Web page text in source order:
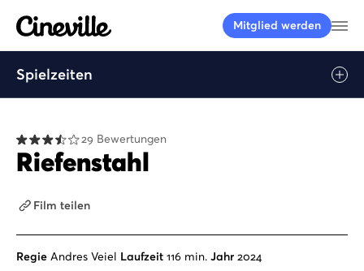
Cineville Logo
Mitglied werden
Spielzeiten
29 Bewertungen
Riefenstahl
Film teilen
Regie Andres Veiel Laufzeit 116 min. Jahr 2024